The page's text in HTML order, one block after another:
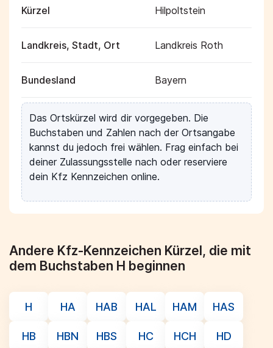
Kürzel Hilpoltstein
Landkreis, Stadt, Ort Landkreis Roth
Bundesland Bayern
Das Ortskürzel wird dir vorgegeben. Die
Buchstaben und Zahlen nach der Ortsangabe
kannst du jedoch frei wählen. Frag einfach bei
deiner Zulassungsstelle nach oder reserviere
dein Kfz Kennzeichen online.
Andere Kfz-Kennzeichen Kürzel, die mit
dem Buchstaben H beginnen
H HA HAB HAL HAM HAS
HB HBN HBS HC HCH HD